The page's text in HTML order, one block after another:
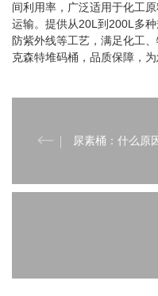
间利用率，广泛适用于化工
运输。提供从20L到200L多
防紫外线等工艺，满足化工
克森特堆码桶，品质保障，
尿素桶：什么原